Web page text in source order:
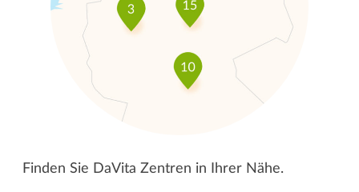
Finden Sie DaVita Zentren in Ihrer Nähe.